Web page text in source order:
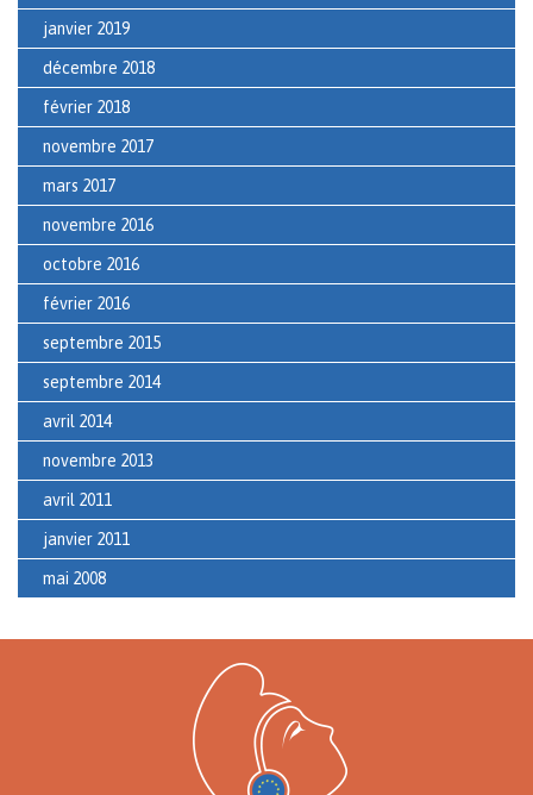
janvier 2019
décembre 2018
février 2018
novembre 2017
mars 2017
novembre 2016
octobre 2016
février 2016
septembre 2015
septembre 2014
avril 2014
novembre 2013
avril 2011
janvier 2011
mai 2008